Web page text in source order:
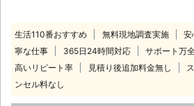
生活110番おすすめ 無料現地調査実施 安
寧な仕事
365日24時間対応 サポート万
高いリピート率
見積り後追加料金無し
ンセル料なし